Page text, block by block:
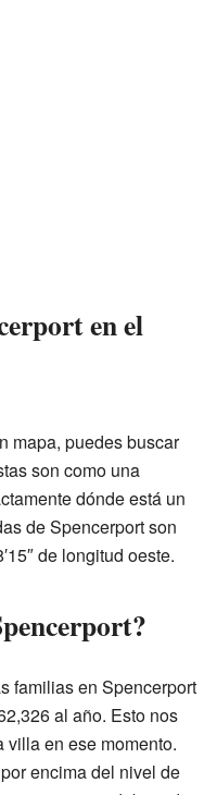
en el
mapa, puedes buscar
son como una
dónde está un
de Spencerport son
de longitud oeste.
familias en Spencerport
al año. Esto nos
en ese momento.
encima del nivel de